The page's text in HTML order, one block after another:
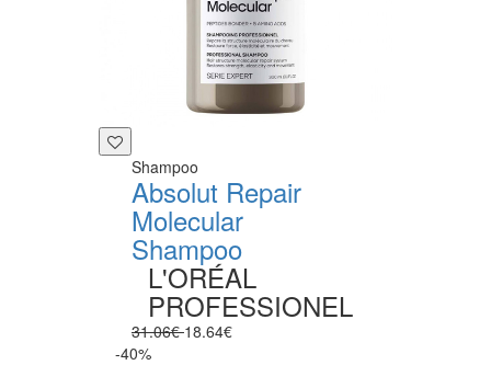
Shampoo
Absolut Repair
Molecular
Shampoo
L'ORÉAL
PROFESSIONEL
31.06€18.64€
-40%